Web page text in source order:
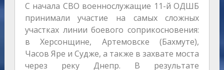
С начала СВО военнослужащие 11-й ОДШБ
принимали участие на самых сложных
участках линии боевого соприкосновения:
в Херсонщине, Артемовске (Бахмуте),
Часов Яре и Судже, а также в захвате моста
через реку Днепр. В результате